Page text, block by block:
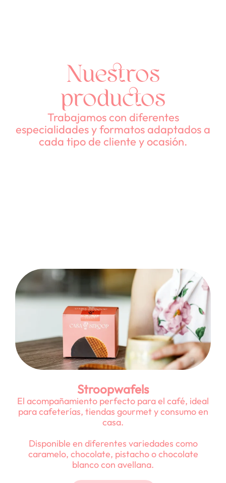
Nuestros
productos
Trabajamos con diferentes
especialidades y formatos adaptados a
cada tipo de cliente y ocasión.
Stroopwafels
El acompañamiento perfecto para el café, ideal
para cafeterías, tiendas gourmet y consumo en
casa.
Disponible en diferentes variedades como
caramelo, chocolate, pistacho o chocolate
blanco con avellana.